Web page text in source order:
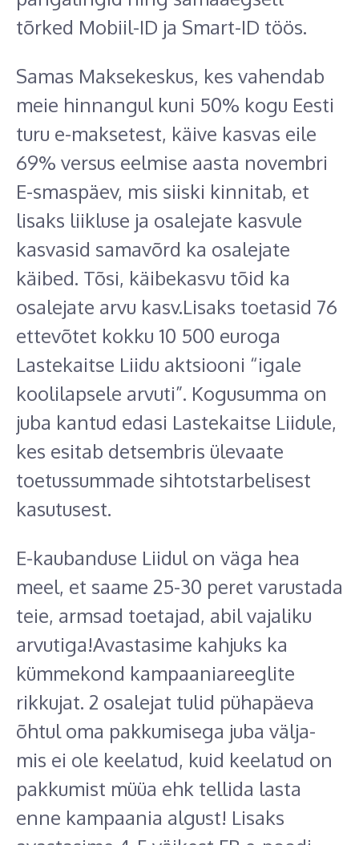
tõrked Mobiil-ID ja Smart-ID töös.
Samas Maksekeskus, kes vahendab
meie hinnangul kuni 50% kogu Eesti
turu e-maksetest, käive kasvas eile
69% versus eelmise aasta novembri
E-smaspäev, mis siiski kinnitab, et
lisaks liikluse ja osalejate kasvule
kasvasid samavõrd ka osalejate
käibed. Tõsi, käibekasvu tõid ka
osalejate arvu kasv.Lisaks toetasid 76
ettevõtet kokku 10 500 euroga
Lastekaitse Liidu aktsiooni “igale
koolilapsele arvuti”. Kogusumma on
juba kantud edasi Lastekaitse Liidule,
kes esitab detsembris ülevaate
toetussummade sihtotstarbelisest
kasutusest.
E-kaubanduse Liidul on väga hea
meel, et saame 25-30 peret varustada
teie, armsad toetajad, abil vajaliku
arvutiga!Avastasime kahjuks ka
kümmekond kampaaniareeglite
rikkujat. 2 osalejat tulid pühapäeva
õhtul oma pakkumisega juba välja-
mis ei ole keelatud, kuid keelatud on
pakkumist müüa ehk tellida lasta
enne kampaania algust! Lisaks